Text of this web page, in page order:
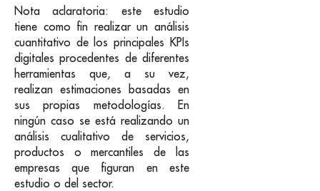
Nota aclaratoria: este estudio
tiene como fin realizar un análisis
cuantitativo de los principales KPIs
digitales procedentes de diferentes
herramientas que, a su vez,
realizan estimaciones basadas en
sus propias metodologías. En
ningún caso se está realizando un
análisis cualitativo de servicios,
productos o mercantiles de las
empresas que figuran en este
estudio o del sector.